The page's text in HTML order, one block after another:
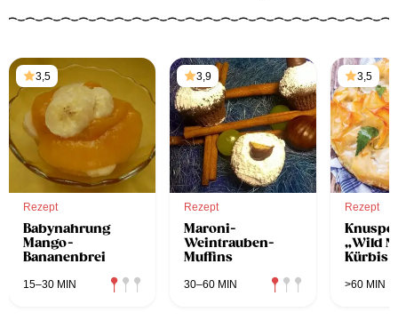
3,5
Rezept
Babynahrung
Mango-
Bananenbrei
15–30 MIN
3,9
Rezept
Maroni-
Weintrauben-
Muffins
30–60 MIN
3,5
Rezept
„Wild
Kürbis
>60 MIN